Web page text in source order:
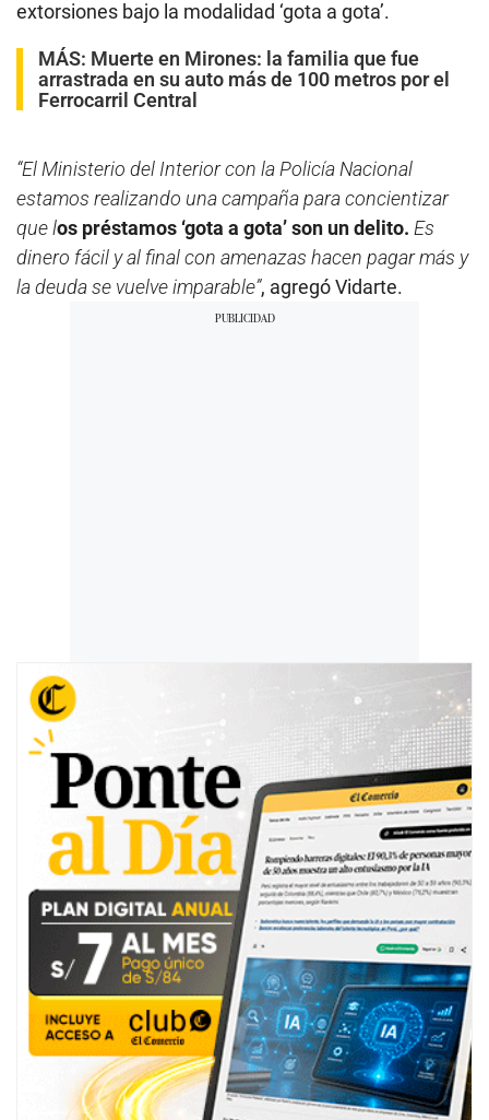
extorsiones bajo la modalidad ‘gota a gota’.
MÁS: Muerte en Mirones: la familia que fue
arrastrada en su auto más de 100 metros por el
Ferrocarril Central
“El Ministerio del Interior con la Policía Nacional
estamos realizando una campaña para concientizar
que los préstamos ‘gota a gota’ son un delito. Es
dinero fácil y al final con amenazas hacen pagar más y
la deuda se vuelve imparable”, agregó Vidarte.